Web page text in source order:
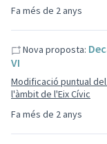
Fa més de 2 anys
Fa més de 2 anys
Nova proposta:
VI
Modificació puntual
l'àmbit de l'Eix Cívic